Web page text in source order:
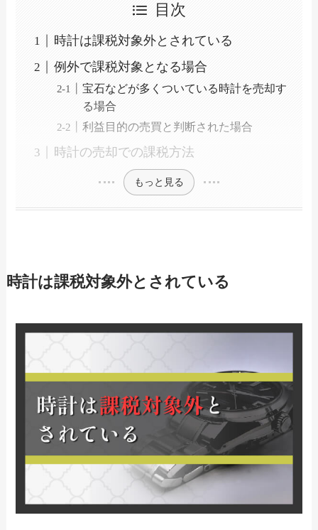
目次
時計は課税対象外とされている
例外で課税対象となる場合
宝石などが多くついている時計を売却す
る場合
利益目的の売買と判断された場合
時計の売却での課税方法
もっと見る
時計は課税対象外とされている